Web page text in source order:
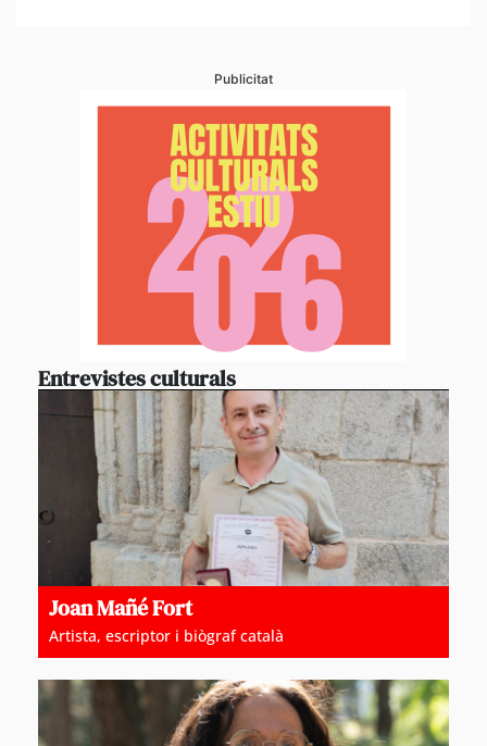
Publicitat
Entrevistes culturals
Joan Mañé Fort
Artista, escriptor i biògraf català